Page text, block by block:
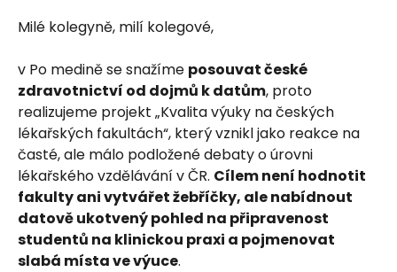
Milé kolegyně, milí kolegové,
v Po medině se snažíme posouvat české
zdravotnictví od dojmů k datům, proto
realizujeme projekt „Kvalita výuky na českých
lékařských fakultách“, který vznikl jako reakce na
časté, ale málo podložené debaty o úrovni
lékařského vzdělávání v ČR. Cílem není hodnotit
fakulty ani vytvářet žebříčky, ale nabídnout
datově ukotvený pohled na připravenost
studentů na klinickou praxi a pojmenovat
slabá místa ve výuce.